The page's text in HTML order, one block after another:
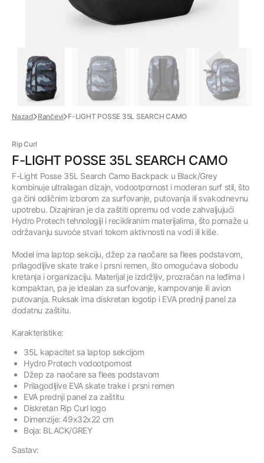
Nazad Rančevi F-LIGHT POSSE 35L SEARCH CAMO
Rip Curl
F-LIGHT POSSE 35L SEARCH CAMO
F-Light Posse 35L Search Camo Backpack u Black/Grey
kombinuje ultralagan dizajn, vodootpornost i moderan surf stil, što
ga čini odličnim izborom za surfovanje, putovanja ili svakodnevnu
upotrebu. Dizajniran je da zaštiti opremu od vode zahvaljujući
Hydro Protech tehnologiji i recikliranim materijalima, što pomaže u
održavanju suvoće stvari tokom aktivnosti na vodi ili kiše.
Model ima laptop sekciju, džep za naočare sa flees podstavom,
prilagodljive skate trake i prsni remen, što omogućava slobodu
kretanja i organizaciju. Materijal je izdržljiv, prozračan na leđima i
kompaktan, pa je idealan za surfovanje, kampovanje ili avion
putovanja. Ruksak ima diskretan logotip i EVA prednji panel za
dodatnu zaštitu.
Karakteristike:
35L kapacitet sa laptop sekcijom
Hydro Protech vodootpornost
Džep za naočare sa flees podstavom
Prilagodljive EVA skate trake i prsni remen
EVA prednji panel za zaštitu
Diskretan Rip Curl logo
Dimenzije: 49x32x22 cm
Boja: BLACK/GREY
Sastav: